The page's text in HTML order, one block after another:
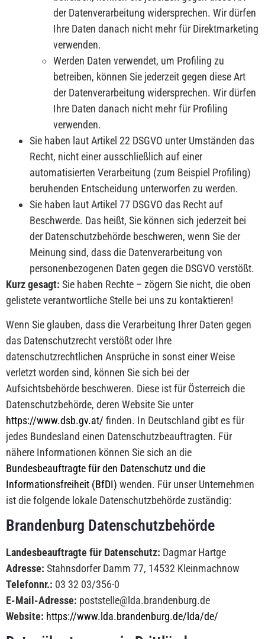
der Datenverarbeitung widersprechen. Wir dürfen
Ihre Daten danach nicht mehr für Direktmarketing
verwenden.
Werden Daten verwendet, um Profiling zu
betreiben, können Sie jederzeit gegen diese Art
der Datenverarbeitung widersprechen. Wir dürfen
Ihre Daten danach nicht mehr für Profiling
verwenden.
Sie haben laut Artikel 22 DSGVO unter Umständen das
Recht, nicht einer ausschließlich auf einer
automatisierten Verarbeitung (zum Beispiel Profiling)
beruhenden Entscheidung unterworfen zu werden.
Sie haben laut Artikel 77 DSGVO das Recht auf
Beschwerde. Das heißt, Sie können sich jederzeit bei
der Datenschutzbehörde beschweren, wenn Sie der
Meinung sind, dass die Datenverarbeitung von
personenbezogenen Daten gegen die DSGVO verstößt.
Kurz gesagt: Sie haben Rechte – zögern Sie nicht, die oben
gelistete verantwortliche Stelle bei uns zu kontaktieren!
Wenn Sie glauben, dass die Verarbeitung Ihrer Daten gegen
das Datenschutzrecht verstößt oder Ihre
datenschutzrechtlichen Ansprüche in sonst einer Weise
verletzt worden sind, können Sie sich bei der
Aufsichtsbehörde beschweren. Diese ist für Österreich die
Datenschutzbehörde, deren Website Sie unter
https://www.dsb.gv.at/ finden. In Deutschland gibt es für
jedes Bundesland einen Datenschutzbeauftragten. Für
nähere Informationen können Sie sich an die
Bundesbeauftragte für den Datenschutz und die
Informationsfreiheit (BfDI) wenden. Für unser Unternehmen
ist die folgende lokale Datenschutzbehörde zuständig:
Brandenburg Datenschutzbehörde
Landesbeauftragte für Datenschutz: Dagmar Hartge
Adresse: Stahnsdorfer Damm 77, 14532 Kleinmachnow
Telefonnr.: 03 32 03/356-0
E-Mail-Adresse: poststelle@lda.brandenburg.de
Website: https://www.lda.brandenburg.de/lda/de/